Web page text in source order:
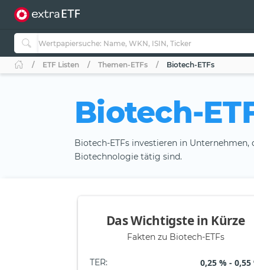
ETF Listen Themen-ETFs Biotech-ETFs
Biotech-
Biotech-ETFs investieren in Unternehmen,
Biotechnologie tätig sind.
Das Wichtigste in Kürze
Fakten zu Biotech-ETFs
TER: 0,25 % - 0,55